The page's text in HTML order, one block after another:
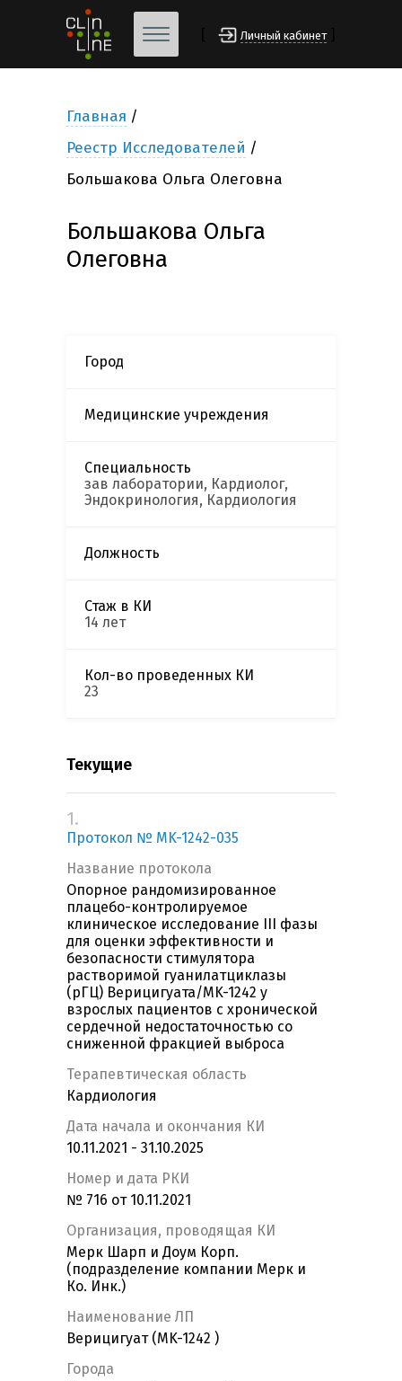
Личный кабинет
Главная
Реестр Исследователей
Большакова Ольга Олеговна
Большакова Ольга
Олеговна
Город
Медицинские учреждения
Специальность
зав лаборатории, Кардиолог,
Эндокринология, Кардиология
Должность
Стаж в КИ
14 лет
Кол-во проведенных КИ
23
Текущие
1.
Протокол № MK-1242-035
Название протокола
Опорное рандомизированное
плацебо-контролируемое
клиническое исследование III фазы
для оценки эффективности и
безопасности стимулятора
растворимой гуанилатциклазы
(рГЦ) Верицигуата/MK-1242 у
взрослых пациентов с хронической
сердечной недостаточностью со
сниженной фракцией выброса
Терапевтическая область
Кардиология
Дата начала и окончания КИ
10.11.2021 - 31.10.2025
Номер и дата РКИ
№ 716 от 10.11.2021
Организация, проводящая КИ
Мерк Шарп и Доум Корп.
(подразделение компании Мерк и
Ко. Инк.)
Наименование ЛП
Верицигуат (MK-1242 )
Города